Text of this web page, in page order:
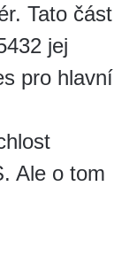
Tato část
jej
pro hlavní
Ale o tom